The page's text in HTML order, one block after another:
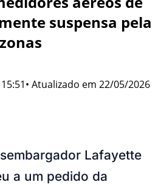
suspensa pela
• Atualizado em 22/05/2026
Lafayette
a um pedido da